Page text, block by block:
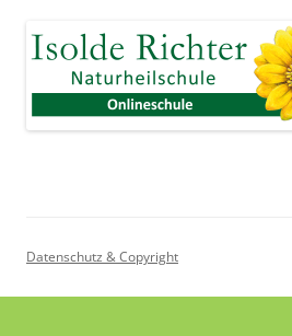
Datenschutz & Copyright